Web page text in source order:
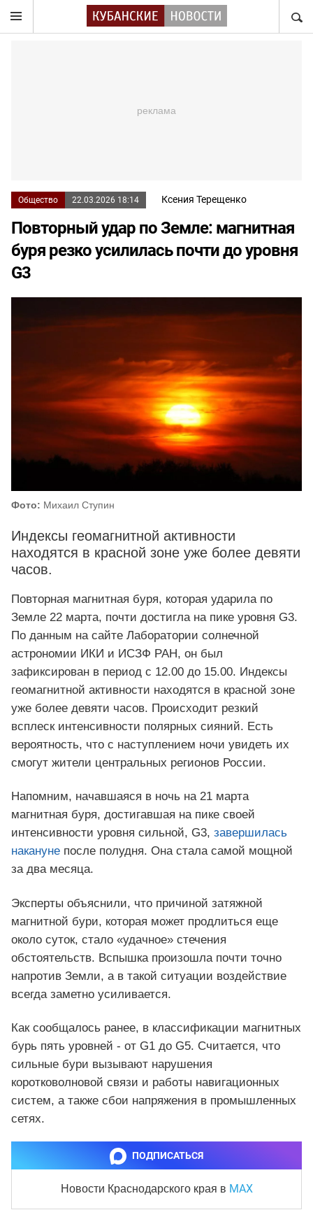
Общество 22.03.2026 18:14 Ксения Терещенко
Повторный удар по Земле: магнитная
буря резко усилилась почти до уровня
G3
Фото: Михаил Ступин
Индексы геомагнитной активности
находятся в красной зоне уже более девяти
часов.
Повторная магнитная буря, которая ударила по
Земле 22 марта, почти достигла на пике уровня G3.
По данным на сайте Лаборатории солнечной
астрономии ИКИ и ИСЗФ РАН, он был
зафиксирован в период с 12.00 до 15.00. Индексы
геомагнитной активности находятся в красной зоне
уже более девяти часов. Происходит резкий
всплеск интенсивности полярных сияний. Есть
вероятность, что с наступлением ночи увидеть их
смогут жители центральных регионов России.
Напомним, начавшаяся в ночь на 21 марта
магнитная буря, достигавшая на пике своей
интенсивности уровня сильной, G3, завершилась
накануне после полудня. Она стала самой мощной
за два месяца.
Эксперты объяснили, что причиной затяжной
магнитной бури, которая может продлиться еще
около суток, стало «удачное» стечения
обстоятельств. Вспышка произошла почти точно
напротив Земли, а в такой ситуации воздействие
всегда заметно усиливается.
Как сообщалось ранее, в классификации магнитных
бурь пять уровней - от G1 до G5. Считается, что
сильные бури вызывают нарушения
коротковолновой связи и работы навигационных
систем, а также сбои напряжения в промышленных
сетях.
ПОДПИСАТЬСЯ
Новости Краснодарского края в MAX